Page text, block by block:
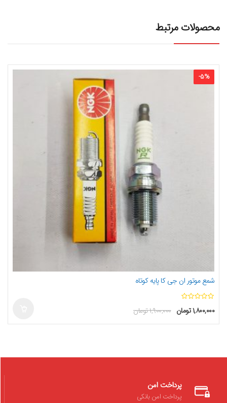
محصولات مرتبط
-5%
شمع موتور ان جی کا پایه کوتاه
۱,۹۰۰,۰۰۰تومان ۱,۸۰۰,۰۰۰تومان
پرداخت امن
پرداخت امن بانکی